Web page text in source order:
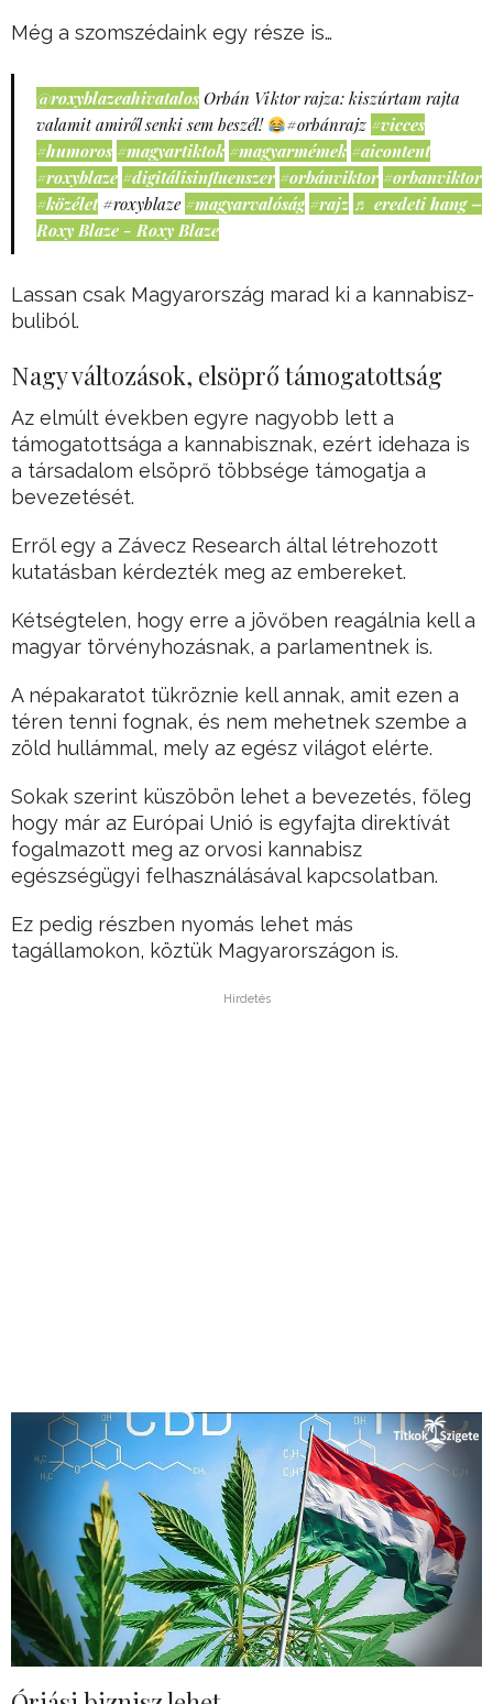
Még a szomszédaink egy része is…
@roxyblazeahivatalos Orbán Viktor rajza: kiszúrtam rajta
valamit amiről senki sem beszél!
#orbánrajz #vicces
#humoros #magyartiktok #magyarmémek #aicontent
#roxyblaze #digitálisinfluenszer #orbánviktor #orbanviktor
#közélet #roxyblaze #magyarvalóság #rajz ♬ eredeti hang –
Roxy Blaze - Roxy Blaze
Lassan csak Magyarország marad ki a kannabisz-
buliból.
Nagy változások, elsöprő támogatottság
Az elmúlt években egyre nagyobb lett a
támogatottsága a kannabisznak, ezért idehaza is
a társadalom elsöprő többsége támogatja a
bevezetését.
Erről egy a Závecz Research által létrehozott
kutatásban kérdezték meg az embereket.
Kétségtelen, hogy erre a jövőben reagálnia kell a
magyar törvényhozásnak, a parlamentnek is.
A népakaratot tükröznie kell annak, amit ezen a
téren tenni fognak, és nem mehetnek szembe a
zöld hullámmal, mely az egész világot elérte.
Sokak szerint küszöbön lehet a bevezetés, főleg
hogy már az Európai Unió is egyfajta direktívát
fogalmazott meg az orvosi kannabisz
egészségügyi felhasználásával kapcsolatban.
Ez pedig részben nyomás lehet más
tagállamokon, köztük Magyarországon is.
Hirdetés